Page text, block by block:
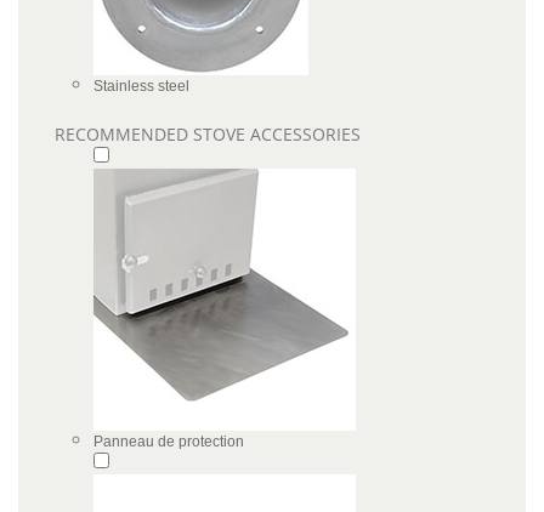
Stainless steel
RECOMMENDED STOVE ACCESSORIES
Panneau de protection